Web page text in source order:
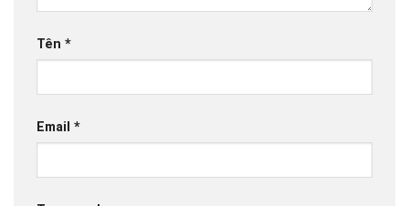
Tên *
Email *